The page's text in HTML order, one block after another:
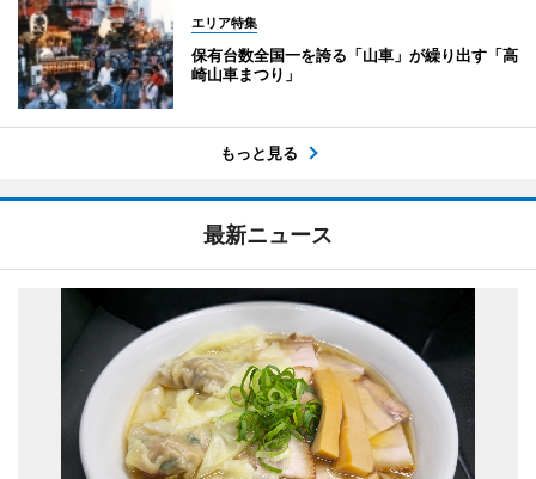
エリア特集
保有台数全国一を誇る「山車」が繰り出す「高
崎山車まつり」
もっと見る
最新ニュース